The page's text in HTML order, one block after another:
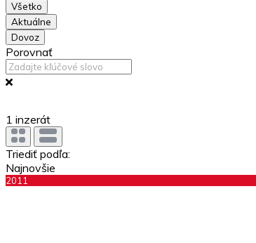
Všetko
Aktuálne
Dovoz
Porovnať
1 inzerát
Triediť podľa:
Najnovšie
2011